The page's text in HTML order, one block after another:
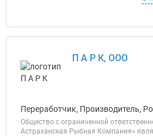
П А Р К, ООО
Переработчик, Производитель,
Общество с ограниченной
Астраханская Рыбная Компания»